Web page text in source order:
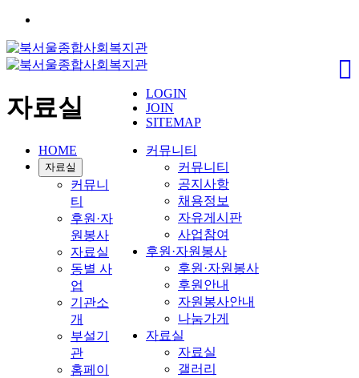
LOGIN
JOIN
SITEMAP
커뮤니티
커뮤니티
공지사항
채용정보
자유게시판
사업참여
후원·자원봉사
후원·자원봉사
후원안내
자원봉사안내
나눔가게
자료실
자료실
갤러리
자료실
HOME
자료실
커뮤니
티
후원·자
원봉사
자료실
동별 사
업
기관소
개
부설기
관
홈페이